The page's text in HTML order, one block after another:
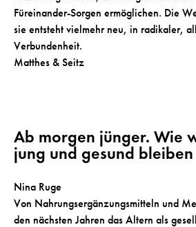
Füreinander-Sorgen ermöglichen. Die
sie entsteht vielmehr neu, in radikaler,
Verbundenheit.
Matthes & Seitz
Ab morgen jünger. Wie
jung und gesund bleiben
Nina Ruge
Von Nahrungsergänzungsmitteln und
den nächsten Jahren das Altern als